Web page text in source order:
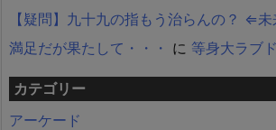
【疑問】九十九の指もう治らんの？ ⇐
満足だが果たして・・・ に 等身大ラブ
カテゴリー
アーケード